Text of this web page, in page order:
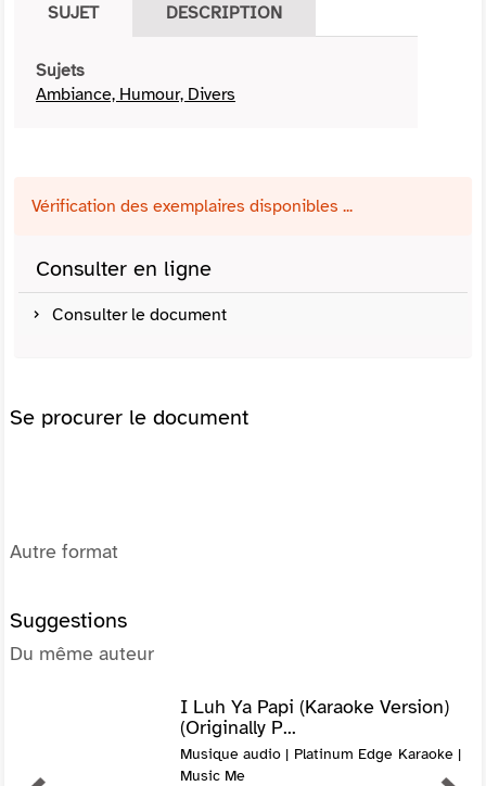
SUJET DESCRIPTION
Sujets
Ambiance, Humour, Divers
Vérification des exemplaires disponibles ...
Consulter en ligne
Consulter le document
Se procurer le document
Autre format
Suggestions
Du même auteur
I Luh Ya Papi (Karaoke Version)
(Originally P...
Musique audio | Platinum Edge Karaoke |
Music Me